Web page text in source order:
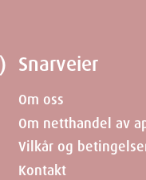
Snarveier
Om oss
Om netthandel av
Vilkår og
Kontakt